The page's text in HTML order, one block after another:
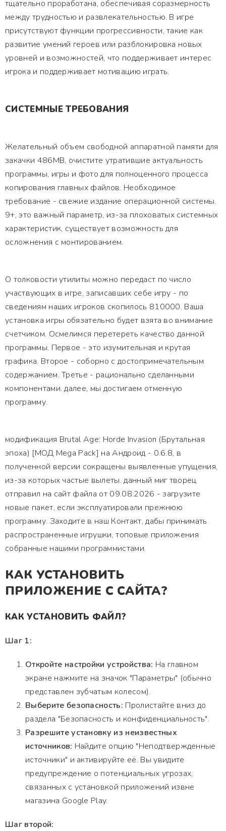
тщательно проработана, обеспечивая соразмерность
между трудностью и развлекательностью. В игре
присутствуют функции прогрессивности, такие как
развитие умений героев или разблокировка новых
уровней и возможностей, что поддерживает интерес
игрока и поддерживает мотивацию играть.
СИСТЕМНЫЕ ТРЕБОВАНИЯ
Желательный объем свободной аппаратной памяти для
закачки 486MB, очистите утратившие актуальность
программы, игры и фото для полноценного процесса
копирования главных файлов. Необходимое
требование - свежие издание операционной системы.
9+, это важный параметр, из-за плоховатых системных
характеристик, существует возможность для
осложнения с монтированием.
О толковости утилиты можно передаст по число
участвующих в игре, записавших себе игру - по
сведениям наших игроков скопилось 810000. Ваша
установка игры обязательно будет взята во внимание
счетчиком. Осмелимся перетереть качество данной
программы. Первое - это изумительная и крутая
графика. Второе - соборно с достопримечательным
содержанием. Третье - рационально сделанными
компонентами. далее, мы достигаем отменную
программу.
модификация Brutal Age: Horde Invasion (Брутальная
эпоха) [МОД Mega Pack] на Андроид - 0.6.8, в
полученной версии сокращены выявленные упущения,
из-за которых частые вылеты. данный миг творец
отправил на сайт файла от 09.08.2026 - загрузите
новые пакет, если эксплуатировали прежнюю
программу. Заходите в наш Контакт, дабы принимать
распространенные игрушки, топовые приложения
собранные нашими программистами.
КАК УСТАНОВИТЬ
ПРИЛОЖЕНИЕ С САЙТА?
КАК УСТАНОВИТЬ ФАЙЛ?
Шаг 1:
Откройте настройки устройства: На главном
экране нажмите на значок "Параметры" (обычно
представлен зубчатым колесом).
Выберите безопасность: Пролистайте вниз до
раздела "Безопасность и конфиденциальность".
Разрешите установку из неизвестных
источников: Найдите опцию "Неподтвержденные
источники" и активируйте её. Вы увидите
предупреждение о потенциальных угрозах,
связанных с установкой приложений извне
магазина Google Play.
Шаг второй: